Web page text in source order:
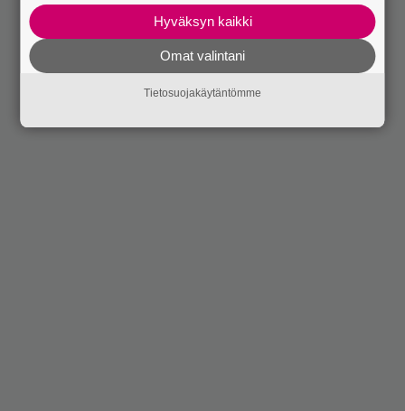
Hyväksyn kaikki
Omat valintani
Tietosuojakäytäntömme